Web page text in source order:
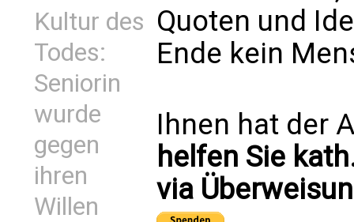
Kultur des
Todes:
Seniorin
wurde
gegen
ihren
Willen
Quoten und
Ende kein
Ihnen hat der
helfen Sie
via